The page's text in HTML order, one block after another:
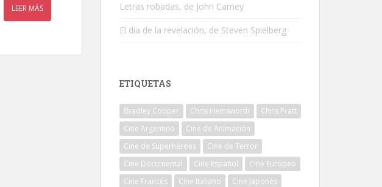
LEER MÁS Letras robadas, de John Carney
El día de la revelación, de Steven Spielberg
ETIQUETAS
Bradley Cooper Chris Hemsworth
Chris Pratt
Cine Argentino
Cine de Animación
Cine de Superhéroes
Cine de Terror
Cine Documental
Cine Español
Cine Europeo
Cine Francés
Cine Italiano
Cine Japonés